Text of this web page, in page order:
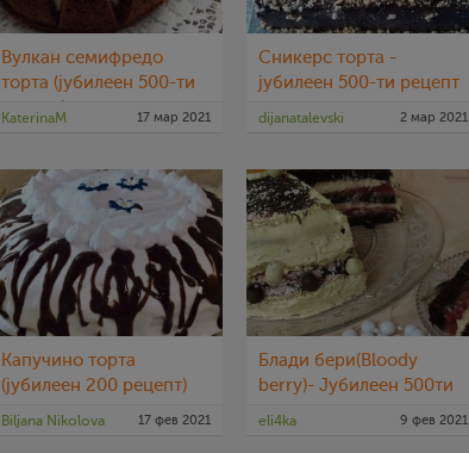
Вулкан семифредо
торта (јубилеен 500-ти
рецепт)
KaterinaM 17 мар 2021
Сникерс торта -
јубилеен 500-ти рецепт
dijanatalevski 2 мар 2021
Капучино торта
(јубилеен 200 рецепт)
Biljana Nikolova 17 фев 2021
Блади бери(Bloody
berry)- Јубилеен 500ти
рецепт
eli4ka 9 фев 2021